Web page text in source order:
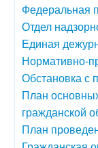
Федеральная
Отдел
Единая
Нормативно-
Обстановка с
План
гражданской
План